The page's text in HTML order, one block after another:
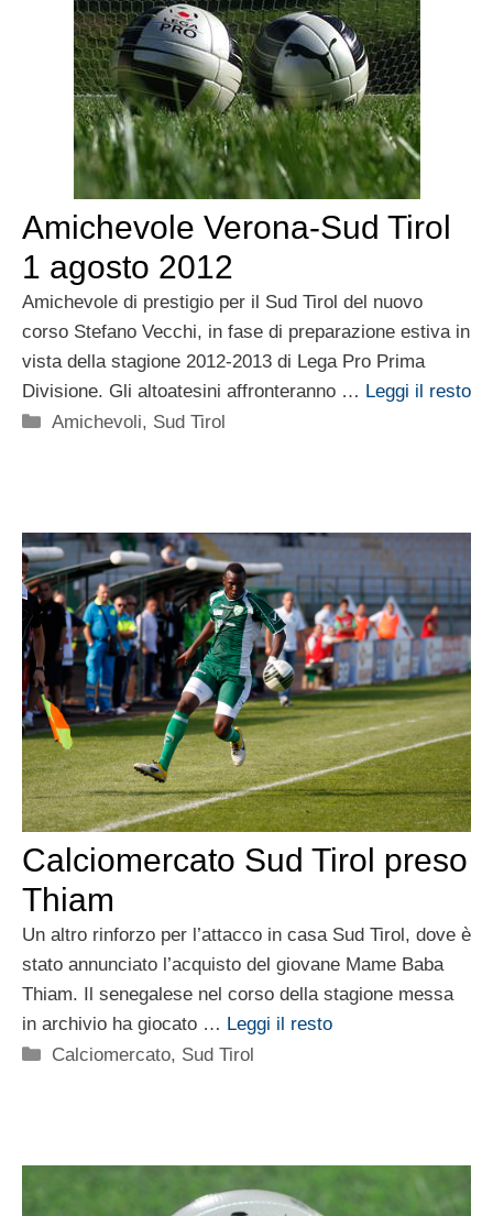
Amichevole Verona-Sud Tirol
1 agosto 2012
Amichevole di prestigio per il Sud Tirol del nuovo
corso Stefano Vecchi, in fase di preparazione estiva in
vista della stagione 2012-2013 di Lega Pro Prima
Divisione. Gli altoatesini affronteranno … Leggi il resto
Categorie
Amichevoli, Sud Tirol
Calciomercato Sud Tirol preso
Thiam
Un altro rinforzo per l’attacco in casa Sud Tirol, dove è
stato annunciato l’acquisto del giovane Mame Baba
Thiam. Il senegalese nel corso della stagione messa
in archivio ha giocato … Leggi il resto
Categorie
Calciomercato, Sud Tirol